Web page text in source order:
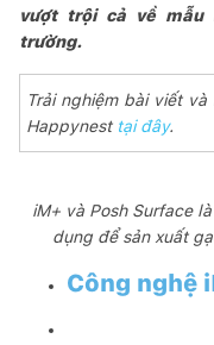
vượt trội cả về mẫu
trường.
Trải nghiệm bài viết
Happynest tại đây.
iM+ và Posh Surface
dụng để sản xuất
Công nghệ